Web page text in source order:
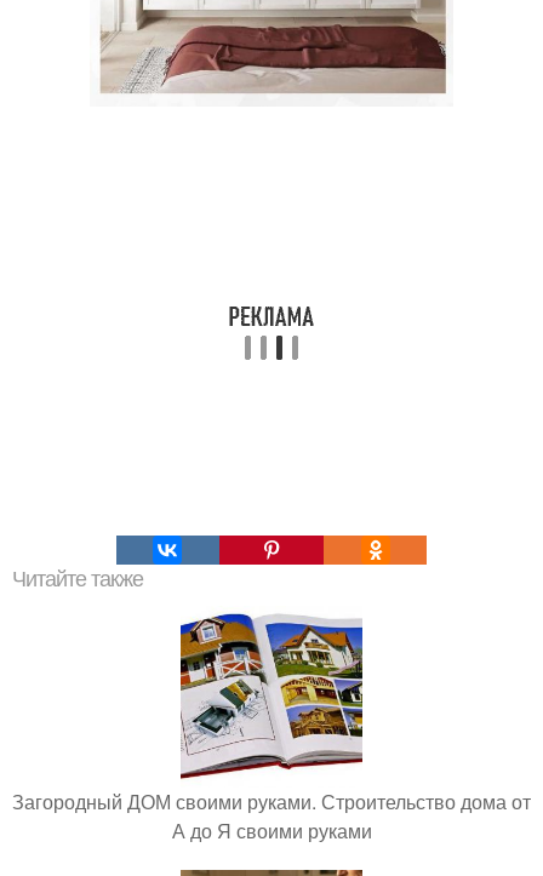
Читайте также
Загородный ДОМ своими руками. Строительство дома от
А до Я своими руками